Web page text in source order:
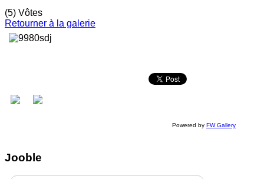
(5) Vôtes
Retourner à la galerie
Powered by FW Gallery
Jooble